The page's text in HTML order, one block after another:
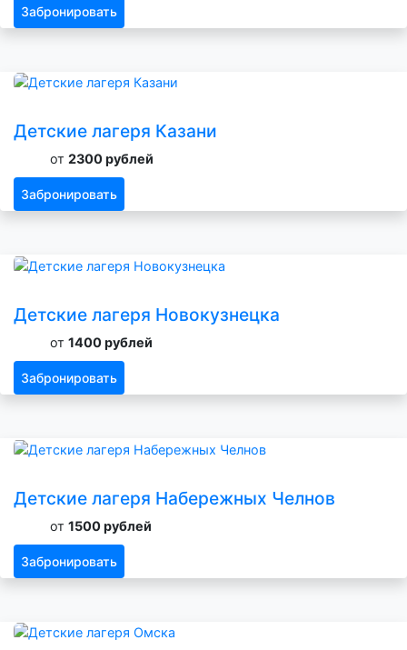
Забронировать
Детские лагеря Казани
от 2300 рублей
Забронировать
Детские лагеря Новокузнецка
от 1400 рублей
Забронировать
Детские лагеря Набережных Челнов
от 1500 рублей
Забронировать